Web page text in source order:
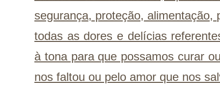
segurança, proteção, alimentação,
todas as dores e delícias
à tona para que possamos curar
nos faltou ou pelo amor que nos